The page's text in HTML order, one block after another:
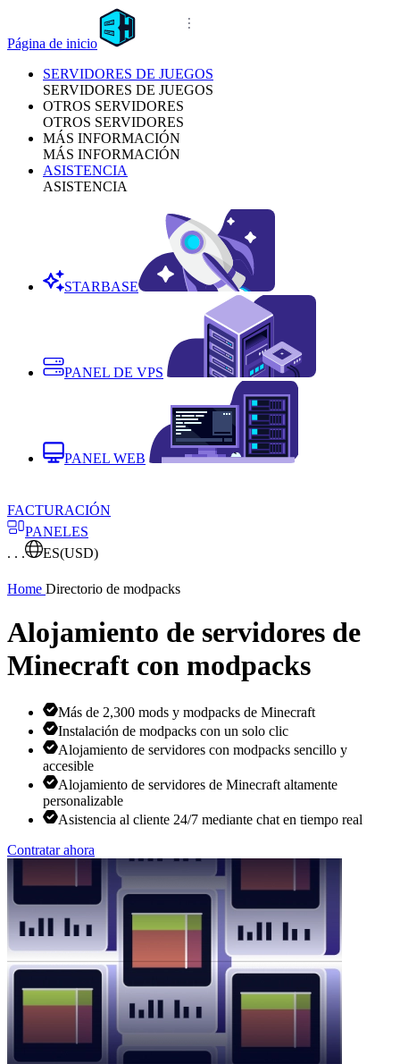
Página de inicio
SERVIDORES DE JUEGOS
SERVIDORES DE JUEGOS
OTROS SERVIDORES
OTROS SERVIDORES
MÁS INFORMACIÓN
MÁS INFORMACIÓN
ASISTENCIA
ASISTENCIA
STARBASE
PANEL DE VPS
PANEL WEB
FACTURACIÓN
PANELES
. . .
ES(USD)
Home Directorio de modpacks
Alojamiento de servidores de
Minecraft con modpacks
Más de 2,300 mods y modpacks de Minecraft
Instalación de modpacks con un solo clic
Alojamiento de servidores con modpacks sencillo y
accesible
Alojamiento de servidores de Minecraft altamente
personalizable
Asistencia al cliente 24/7 mediante chat en tiempo real
Contratar ahora